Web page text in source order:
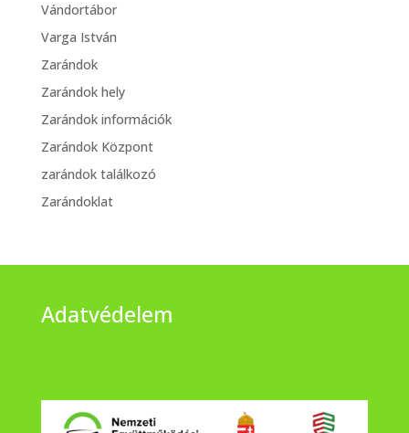
Vándortábor
Varga István
Zarándok
Zarándok hely
Zarándok információk
Zarándok Központ
zarándok találkozó
Zarándoklat
Adatvédelem